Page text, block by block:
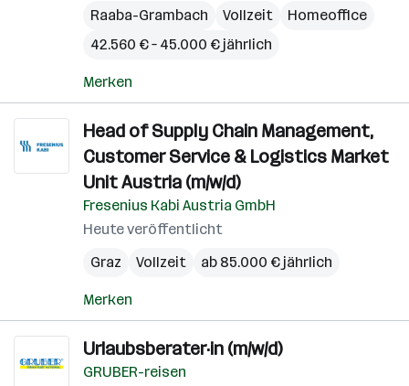
Raaba-Grambach
Vollzeit
Homeoffice
42.560 € – 45.000 € jährlich
Merken
Head of Supply Chain Management,
Customer Service & Logistics Market
Unit Austria (m/w/d)
Fresenius Kabi Austria GmbH
Heute veröffentlicht
Graz
Vollzeit ab 85.000 € jährlich
Merken
Urlaubsberater·in (m/w/d)
GRUBER-reisen